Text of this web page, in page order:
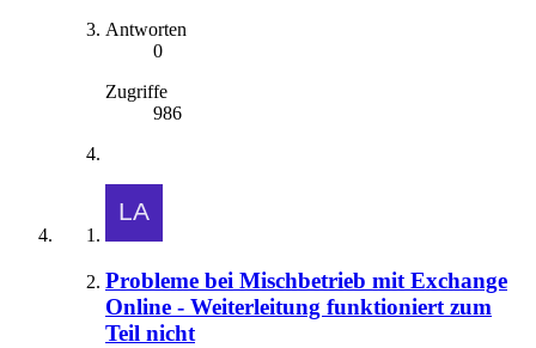
Antworten
0
Zugriffe
986
Probleme bei Mischbetrieb mit Exchange
Online - Weiterleitung funktioniert zum
Teil nicht